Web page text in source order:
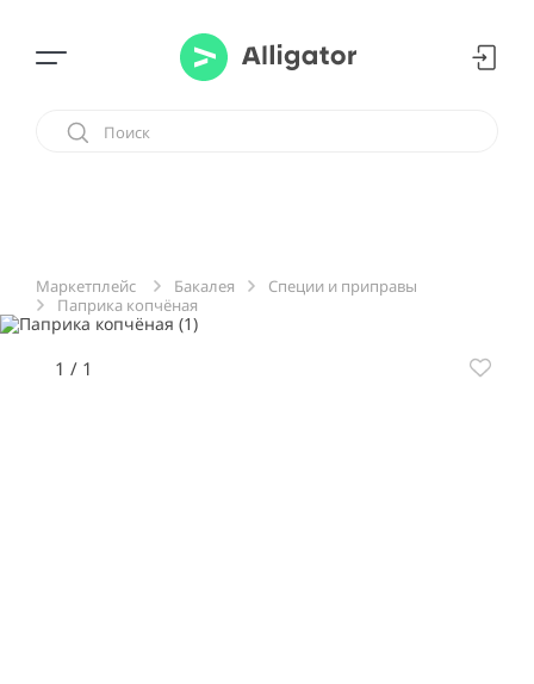
Маркетплейс Бакалея
Специи и приправы
Паприка копчёная
1 / 1